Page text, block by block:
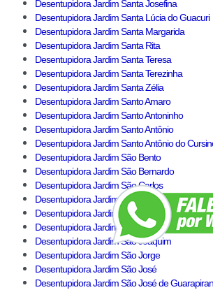
Desentupidora Jardim Santa Josefina
Desentupidora Jardim Santa Lúcia do Guacuri
Desentupidora Jardim Santa Margarida
Desentupidora Jardim Santa Rita
Desentupidora Jardim Santa Teresa
Desentupidora Jardim Santa Terezinha
Desentupidora Jardim Santa Zélia
Desentupidora Jardim Santo Amaro
Desentupidora Jardim Santo Antoninho
Desentupidora Jardim Santo Antônio
Desentupidora Jardim Santo Antônio do
Desentupidora Jardim São Bento
Desentupidora Jardim São Bernardo
Desentupidora Jardim São Carlos
Desentupidora Jardim São Francisco
Desentupidora Jardim São Januário
Desentupidora Jardim São João
Desentupidora Jardim São Joaquim
Desentupidora Jardim São Jorge
Desentupidora Jardim São José
Desentupidora Jardim São José de